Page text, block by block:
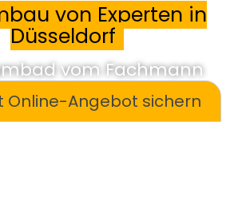
von Experten in
Düsseldorf
vom Fachmann
Online-Angebot sichern